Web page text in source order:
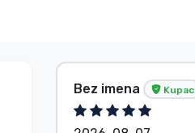
Bez imena Kupac